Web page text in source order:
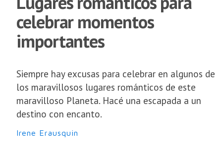
celebrar momentos
importantes
Siempre hay excusas para celebrar en algunos de
los maravillosos lugares románticos de este
maravilloso Planeta. Hacé una escapada a un
destino con encanto.
Irene Erausquin